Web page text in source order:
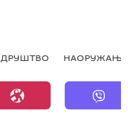
ДРУШТВО НАОРУЖАЊЕ